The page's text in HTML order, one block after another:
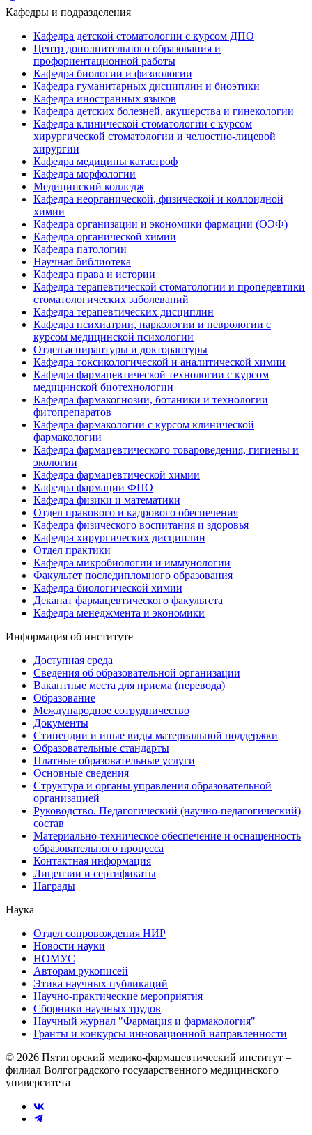
Кафедры и подразделения
Кафедра детской стоматологии с курсом ДПО
Центр дополнительного образования и
профориентационной работы
Кафедра биологии и физиологии
Кафедра гуманитарных дисциплин и биоэтики
Кафедра иностранных языков
Кафедра детских болезней, акушерства и гинекологии
Кафедра клинической стоматологии с курсом
хирургической стоматологии и челюстно-лицевой
хирургии
Кафедра медицины катастроф
Кафедра морфологии
Медицинский колледж
Кафедра неорганической, физической и коллоидной
химии
Кафедра организации и экономики фармации (ОЭФ)
Кафедра органической химии
Кафедра патологии
Научная библиотека
Кафедра права и истории
Кафедра терапевтической стоматологии и пропедевтики
стоматологических заболеваний
Кафедра терапевтических дисциплин
Кафедра психиатрии, наркологии и неврологии с
курсом медицинской психологии
Отдел аспирантуры и докторантуры
Кафедра токсикологической и аналитической химии
Кафедра фармацевтической технологии с курсом
медицинской биотехнологии
Кафедра фармакогнозии, ботаники и технологии
фитопрепаратов
Кафедра фармакологии с курсом клинической
фармакологии
Кафедра фармацевтического товароведения, гигиены и
экологии
Кафедра фармацевтической химии
Кафедра фармации ФПО
Кафедра физики и математики
Отдел правового и кадрового обеспечения
Кафедра физического воспитания и здоровья
Кафедра хирургических дисциплин
Отдел практики
Кафедра микробиологии и иммунологии
Факультет последипломного образования
Кафедра биологической химии
Деканат фармацевтического факультета
Кафедра менеджмента и экономики
Информация об институте
Доступная среда
Сведения об образовательной организации
Вакантные места для приема (перевода)
Образование
Международное сотрудничество
Документы
Стипендии и иные виды материальной поддержки
Образовательные стандарты
Платные образовательные услуги
Основные сведения
Структура и органы управления образовательной
организацией
Руководство. Педагогический (научно-педагогический)
состав
Материально-техническое обеспечение и оснащенность
образовательного процесса
Контактная информация
Лицензии и сертификаты
Награды
Наука
Отдел сопровождения НИР
Новости науки
НОМУС
Авторам рукописей
Этика научных публикаций
Научно-практические мероприятия
Сборники научных трудов
Научный журнал "Фармация и фармакология"
Гранты и конкурсы инновационной направленности
© 2026 Пятигорский медико-фармацевтический институт –
филиал Волгоградского государственного медицинского
университета